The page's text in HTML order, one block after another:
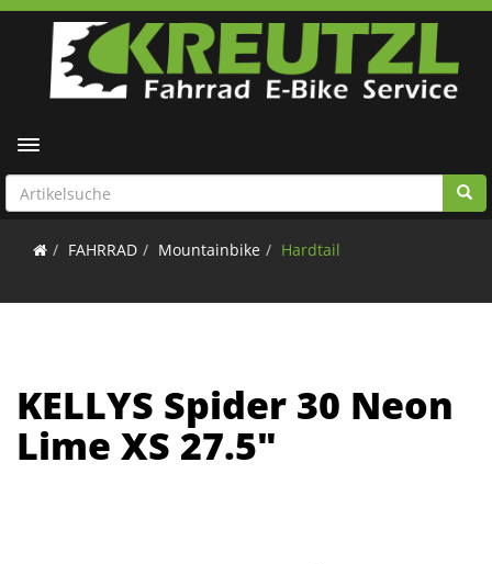
Toggle navigation
FAHRRAD Mountainbike Hardtail
KELLYS Spider 30 Neon
Lime XS 27.5"